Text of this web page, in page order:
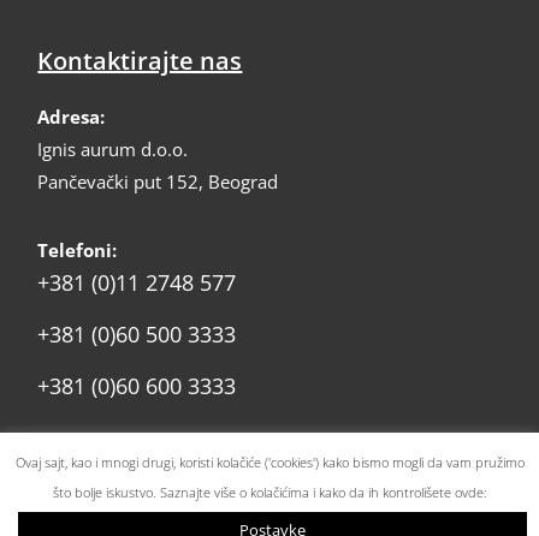
Kontaktirajte nas
Adresa:
Ignis aurum d.o.o.
Pančevački put 152, Beograd
Telefoni:
+381 (0)11 2748 577
+381 (0)60 500 3333
+381 (0)60 600 3333
Ovaj sajt, kao i mnogi drugi, koristi kolačiće ('cookies') kako bismo mogli da vam pružimo
što bolje iskustvo. Saznajte više o kolačićima i kako da ih kontrolišete ovde:
Postavke